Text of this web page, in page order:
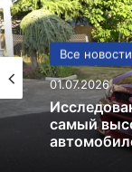
Все новости
01.07.2026
США
13.06.2025
Америка